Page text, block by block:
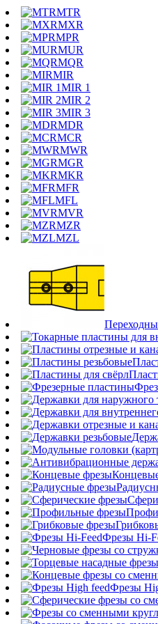
MTR
MXR
MPR
MUR
MQR
MIR
MIR 1
MIR 2
MIR 3
MDR
MCR
MWR
MGR
MKR
MFR
MFL
MVR
MZR
MZL
Фрезы Hi-
Фрезы